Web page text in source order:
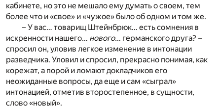
кабинете, но это не мешало ему думать о своем, тем
более что и «свое» и «чужое» было об одном и том же.
– У вас… товарищ Штейнбрюк… есть сомнения в
искренности нашего… нового… германского друга? –
cпросил он, уловив легкое изменение в интонации
разведчика. Уловил и спросил, прекрасно понимая, как
корежат, а порой и ломают докладчиков его
неожиданные вопросы, да еще и сам «сыграл»
интонацией, отметив второстепенное, в сущности,
слово «новый».